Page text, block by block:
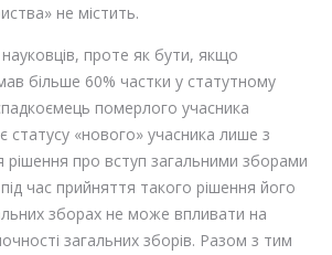
не містить.
проте як бути, якщо
більше 60% частки у статутному
померлого учасника
статусу «нового» учасника лише з
про вступ загальними зборами
час прийняття такого рішення його
зборах не може впливати на
загальних зборів. Разом з тим